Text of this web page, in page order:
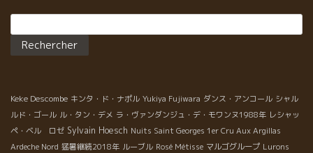
マセラッション・カルボニック醸造、勿論、自生酵母のみ、軽快
でグイグイいけるタイプ。 ２）Chante coucou シャント・クク
ン。 メルロー、カベルネ・ソーヴィニョン、カベルネ・フラン、
マルベック、シラー品種。 構成のしっかりとしたワイン、でも２
年熟成してからの出荷なので、すでに柔らかく飲み頃になってい
る。 グイグイ系のワインが多いなかで、貴重なワイン。 ３）Clos
Keke Descombe キンタ・ド・ナポル Yukiya Fujiwara ダンス・アンコール シャル
ルド・ゴール ル・タン・デメ ラ・ヴァンダンジュ・デ・モワンヌ1988年 レシャッ
ペ・ベル ロゼ Sylvain Hoesch Nuits Saint Georges 1er Cru Aux Argillas
Ardeche Nord 猛暑継続2018年 ルーブル Rosé Métisse マルゴグループ Lurons